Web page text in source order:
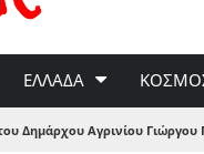
ΕΛΛΑΔΑ
Δημάρχου Αγρινίου Γιώργου